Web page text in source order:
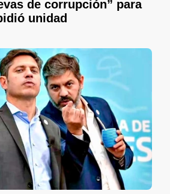
de corrupción” para
unidad